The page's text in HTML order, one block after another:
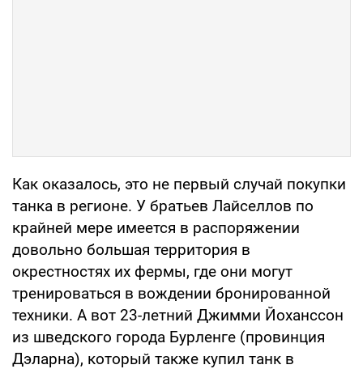
Как оказалось, это не первый случай покупки
танка в регионе. У братьев Лайселлов по
крайней мере имеется в распоряжении
довольно большая территория в
окрестностях их фермы, где они могут
тренироваться в вождении бронированной
техники. А вот 23-летний Джимми Йоханссон
из шведского города Бурленге (провинция
Дэларна), который также купил танк в